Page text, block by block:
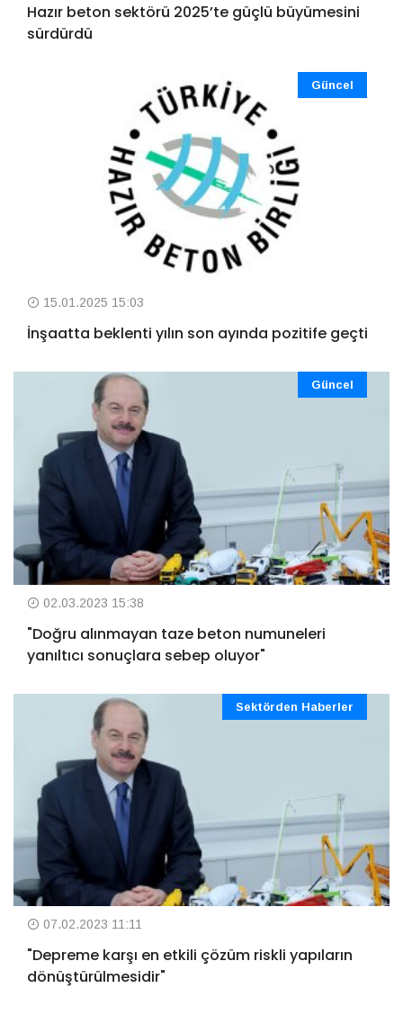
Hazır beton sektörü 2025’te güçlü büyümesini
sürdürdü
Güncel
15.01.2025 15:03
İnşaatta beklenti yılın son ayında pozitife geçti
Güncel
02.03.2023 15:38
"Doğru alınmayan taze beton numuneleri
yanıltıcı sonuçlara sebep oluyor"
Sektörden Haberler
07.02.2023 11:11
"Depreme karşı en etkili çözüm riskli yapıların
dönüştürülmesidir"